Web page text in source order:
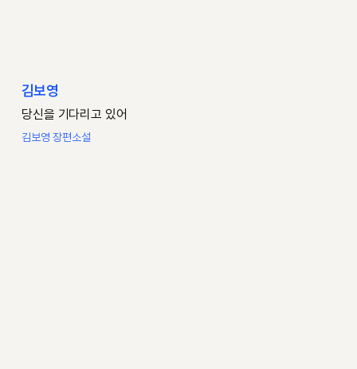
김보영
당신을 기다리고 있어
김보영 장편소설